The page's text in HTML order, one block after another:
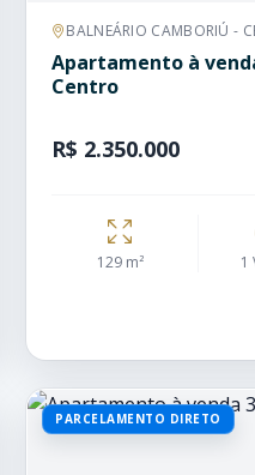
BALNEÁRIO CAMBORIÚ -
Apartamento à
Centro
R$ 2.350.000
129 m² 1
PARCELAMENTO DIRETO